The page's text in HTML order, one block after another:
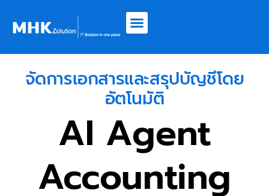
จัดการเอกสารและสรุปบัญชีโดย
อัตโนมัติ
AI Agent
Accounting